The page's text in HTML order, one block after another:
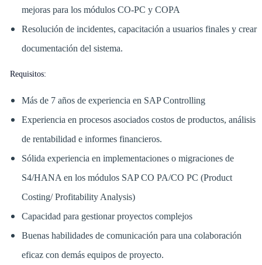
mejoras para los módulos CO-PC y COPA
Resolución de incidentes, capacitación a usuarios finales y crear
documentación del sistema.
Requisitos:
Más de 7 años de experiencia en SAP Controlling
Experiencia en procesos asociados costos de productos, análisis
de rentabilidad e informes financieros.
Sólida experiencia en implementaciones o migraciones de
S4/HANA en los módulos SAP CO PA/CO PC (Product
Costing/ Profitability Analysis)
Capacidad para gestionar proyectos complejos
Buenas habilidades de comunicación para una colaboración
eficaz con demás equipos de proyecto.